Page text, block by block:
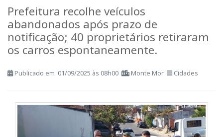
Prefeitura recolhe veículos
abandonados após prazo de
notificação; 40 proprietários retiraram
os carros espontaneamente.
Publicado em 01/09/2025 às 08h00 Monte Mor Cidades